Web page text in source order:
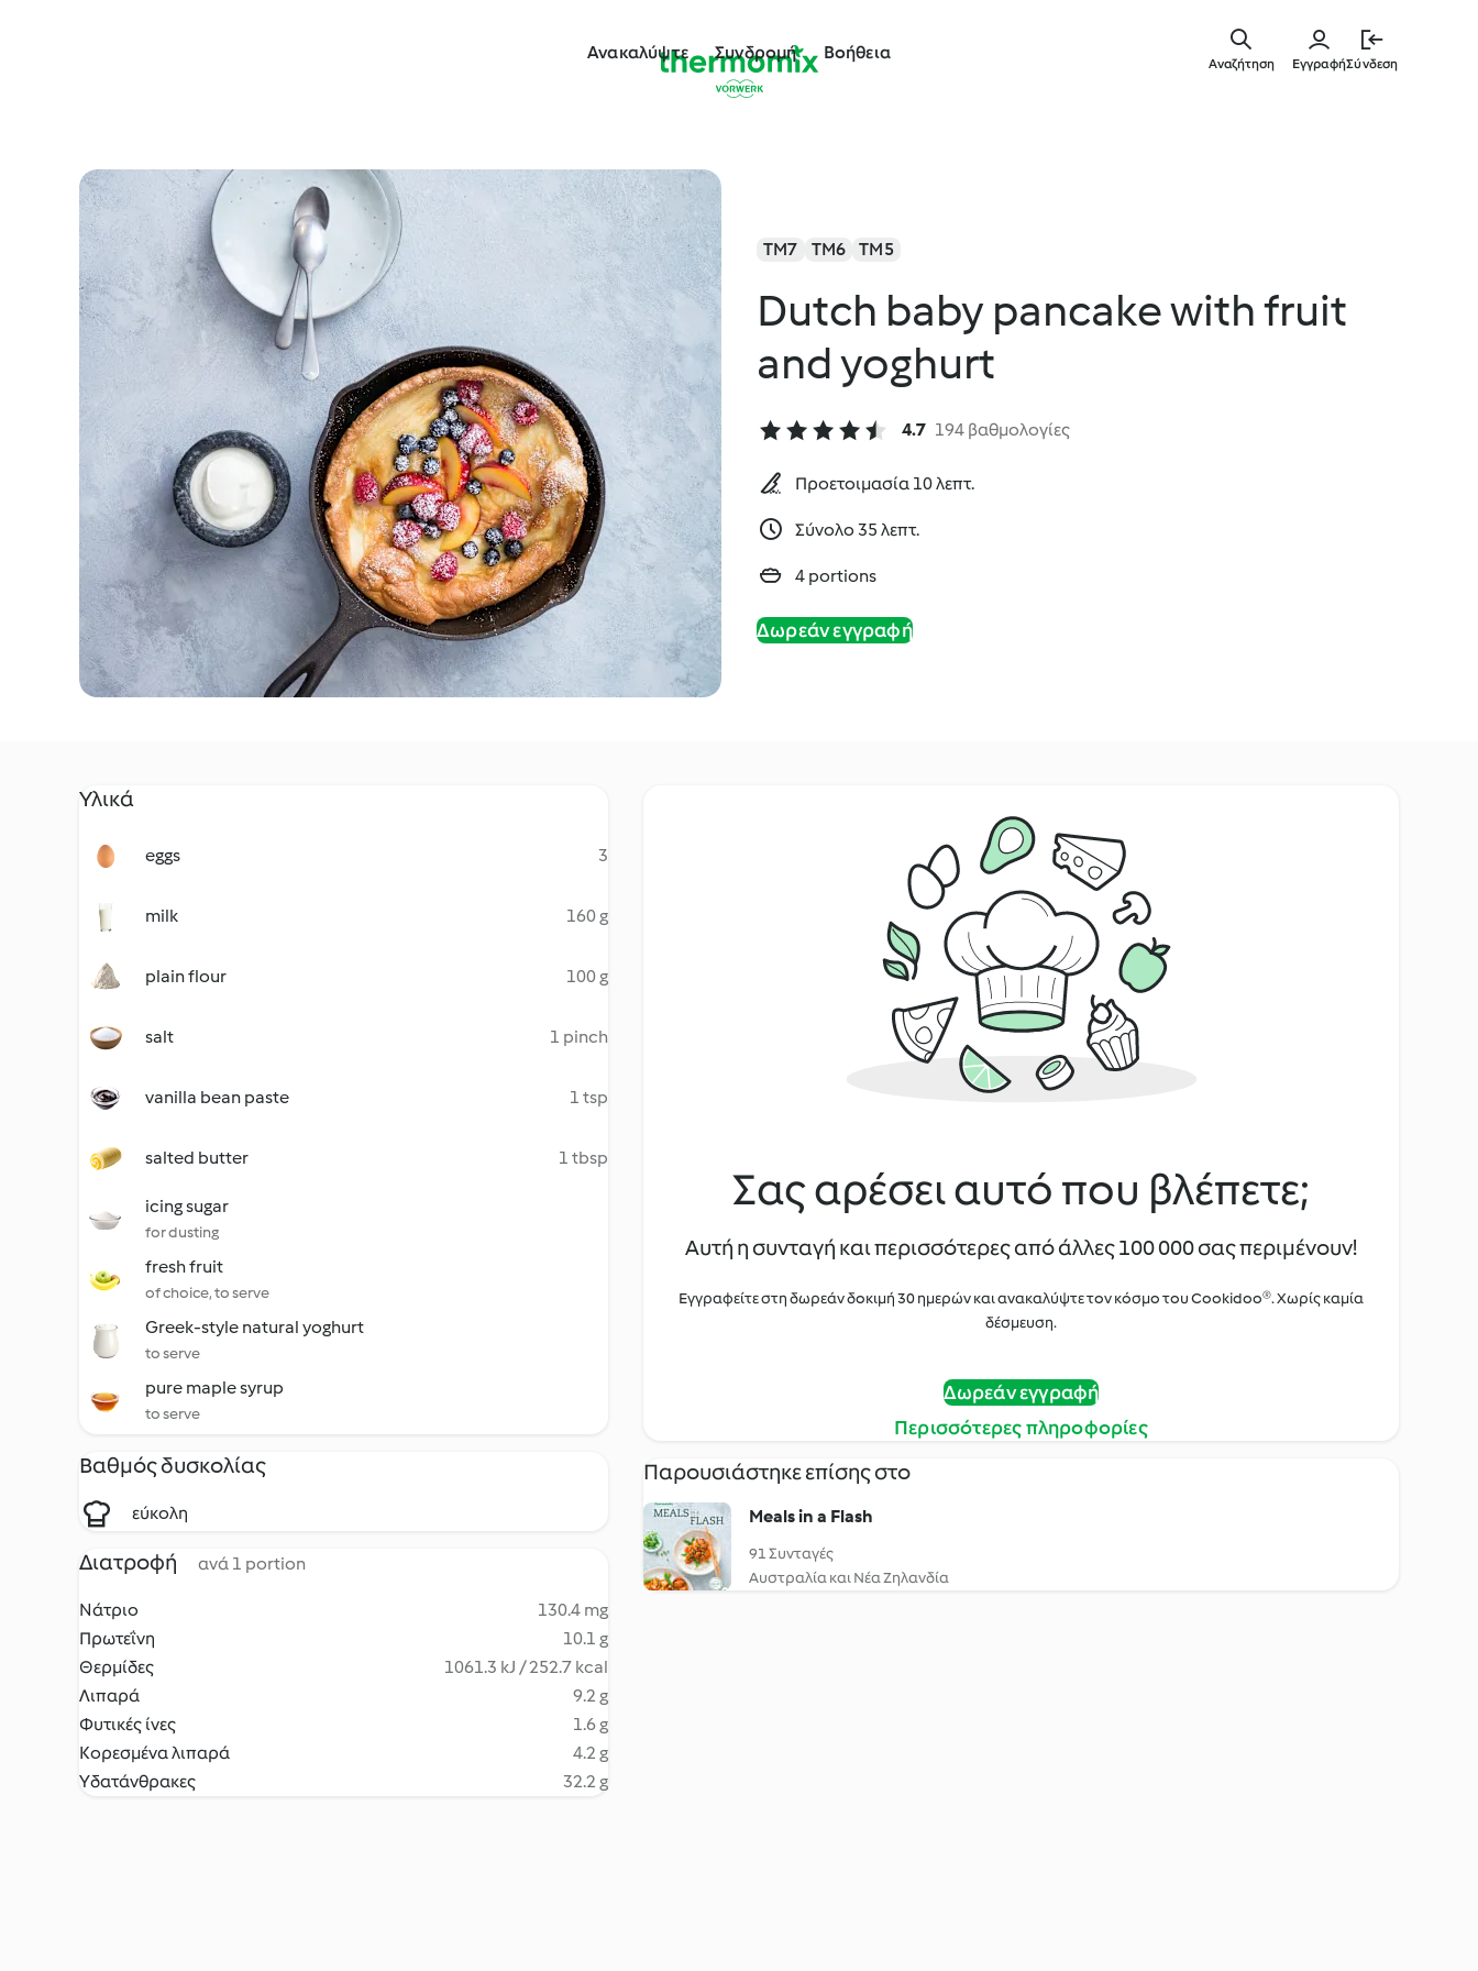
Ανακαλύψτε Συνδρομή Βοήθεια
ΕγγραφήΣύνδεση
Αναζήτηση
TM7 TM6 TM5
Dutch baby pancake with fruit
and yoghurt
4.7 194 βαθμολογίες
Προετοιμασία 10 λεπτ.
Σύνολο 35 λεπτ.
4 portions
Δωρεάν εγγραφή
Υλικά
eggs 3
milk 160 g
plain flour 100 g
salt 1 pinch
vanilla bean paste 1 tsp
salted butter 1 tbsp
icing sugar
for dusting
fresh fruit
of choice, to serve
Greek-style natural yoghurt
to serve
pure maple syrup
to serve
Βαθμός δυσκολίας
εύκολη
Διατροφή ανά 1 portion
Νάτριο
130.4 mg
Πρωτεΐνη
10.1 g
Θερμίδες
1061.3 kJ / 252.7 kcal
Λιπαρά
9.2 g
Φυτικές ίνες
1.6 g
Κορεσμένα λιπαρά
4.2 g
Υδατάνθρακες
32.2 g
Σας αρέσει αυτό που βλέπετε;
Αυτή η συνταγή και περισσότερες από άλλες 100 000 σας περιμένουν!
Εγγραφείτε στη δωρεάν δοκιμή 30 ημερών και ανακαλύψτε τον κόσμο του Cookidoo®. Χωρίς καμία
δέσμευση.
Δωρεάν εγγραφή
Περισσότερες πληροφορίες
Παρουσιάστηκε επίσης στο
Meals in a Flash
91 Συνταγές
Αυστραλία και Νέα Ζηλανδία